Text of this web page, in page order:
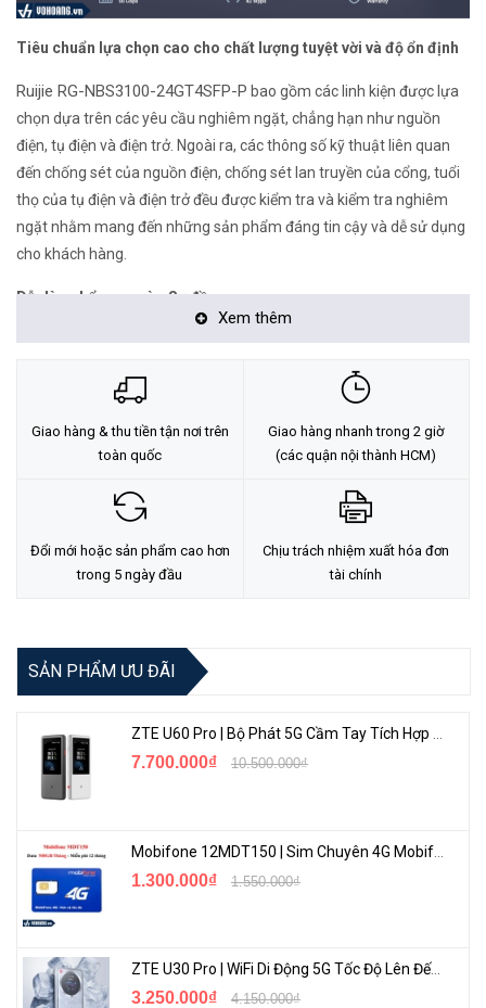
Tiêu chuẩn lựa chọn cao cho chất lượng tuyệt vời và độ ổn định
Ruijie RG-NBS3100-24GT4SFP-P bao gồm các linh kiện được lựa
chọn dựa trên các yêu cầu nghiêm ngặt, chẳng hạn như nguồn
điện, tụ điện và điện trở. Ngoài ra, các thông số kỹ thuật liên quan
đến chống sét của nguồn điện, chống sét lan truyền của cổng, tuổi
thọ của tụ điện và điện trở đều được kiểm tra và kiểm tra nghiêm
ngặt nhằm mang đến những sản phẩm đáng tin cậy và dễ sử dụng
cho khách hàng.
Dễ dàng bổ sung vào Sơ đồ mạng
Nếu có sẵn nền tảng quản lý Ruijie Cloud, bạn có thể thêm
Switch Ruijie RG-NBS3100-24GT4SFP-P vào Sơ đồ mạng theo
cách thủ công hoặc bằng cách quét mã QR, để tạo ra sơ đồ mạng
hoàn chỉnh một cách thuận tiện.
Hỗ trợ PoE/PoE+ trên từng cổng, mỗi cổng 30W, tổng công suất
tối đa lên đến 370W
Bộ phận VLAN linh hoạt
ban tránh PC bị nhiễm virus ảnh hưởng đến toàn mạng, người ta
thường chia mạng nội bộ thành các VLAN theo phòng ban, tầng,…
để cách ly miền phát sóng và cải thiện tính ổn định của mạng.
Xem thêm
Giao hàng & thu tiền tận nơi trên
toàn quốc
Giao hàng nhanh trong 2 giờ
(các quận nội thành HCM)
Đổi mới hoặc sản phẩm cao hơn
trong 5 ngày đầu
Chịu trách nhiệm xuất hóa đơn
tài chính
SẢN PHẨM ƯU ĐÃI
ZTE U60 Pro | Bộ Phát 5G Cầm Tay Tích Hợp Công Nghệ WiFi 7, Pin 10000mAh
7.700.000₫ 10.500.000₫
1.300.000₫ 1.550.000₫
ZTE U30 Pro | WiFi Di Động 5G Tốc Độ Lên Đến 500Mbps, Màn Hình Cảm Ứng
3.250.000₫ 4.150.000₫